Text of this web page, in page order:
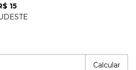
15
Calcular